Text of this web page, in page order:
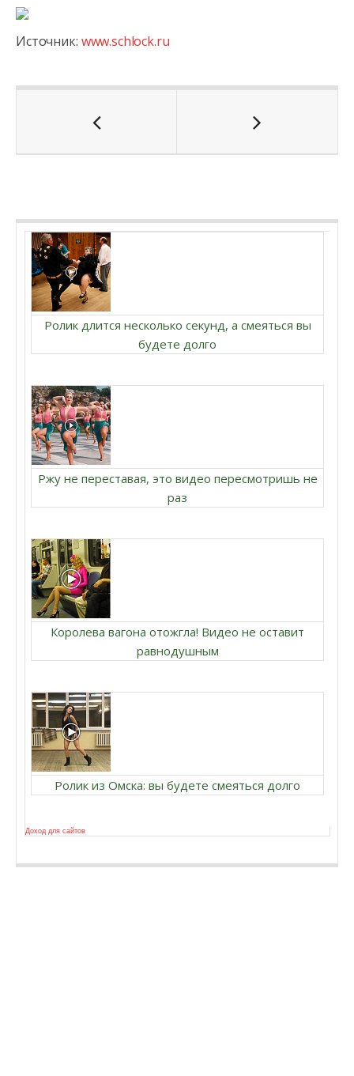
Источник: www.schlock.ru
Ролик длится несколько секунд, а смеяться вы
будете долго
Ржу не переставая, это видео пересмотришь не
раз
Королева вагона отожгла! Видео не оставит
равнодушным
Ролик из Омска: вы будете смеяться долго
Доход для сайтов